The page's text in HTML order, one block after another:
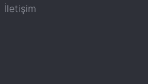
İletişim